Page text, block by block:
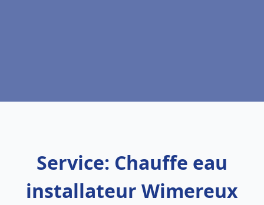
Service: Chauffe eau
installateur Wimereux